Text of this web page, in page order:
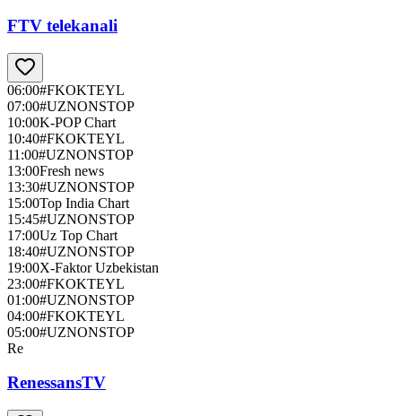
FTV telekanali
06:00#FKOKTEYL
07:00#UZNONSTOP
10:00K-POP Chart
10:40#FKOKTEYL
11:00#UZNONSTOP
13:00Fresh news
13:30#UZNONSTOP
15:00Top India Chart
15:45#UZNONSTOP
17:00Uz Top Chart
18:40#UZNONSTOP
19:00X-Faktor Uzbekistan
23:00#FKOKTEYL
01:00#UZNONSTOP
04:00#FKOKTEYL
05:00#UZNONSTOP
Re
RenessansTV